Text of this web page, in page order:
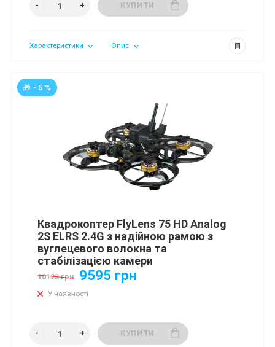
КУПИТИ
Характеристики Опис
🎁 - 5 %
Квадрокоптер FlyLens 75 HD Analog
2S ELRS 2.4G з надійною рамою з
вуглецевого волокна та
стабілізацією камери
10123 грн 9595 грн
У наявності
КУПИТИ